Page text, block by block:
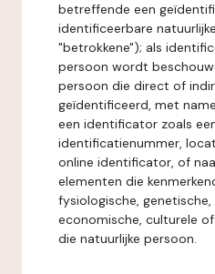
betreffende een
identificeerbare
"betrokkene"); als
persoon wordt
persoon die direct of
geïdentificeerd, met
een identificator zoals
identificatienummer,
online identificator, of
elementen die
fysiologische, genetische,
economische, culturele
die natuurlijke persoon.